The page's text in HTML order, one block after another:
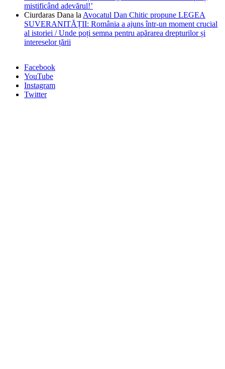
mistificând adevărul!’
Ciurdaras Dana la Avocatul Dan Chitic propune LEGEA
SUVERANITĂȚII: România a ajuns într-un moment crucial
al istoriei / Unde poți semna pentru apărarea drepturilor și
intereselor țării
Facebook
YouTube
Instagram
Twitter